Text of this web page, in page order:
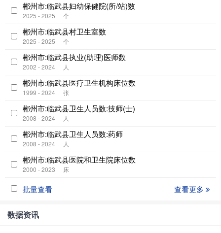
郴州市:临武县妇幼保健院(所/站)数
2025 - 2025 个
郴州市:临武县村卫生室数
2025 - 2025 个
郴州市:临武县执业(助理)医师数
2002 - 2024 人
郴州市:临武县医疗卫生机构床位数
1999 - 2024 张
郴州市:临武县卫生人员数:技师(士)
2008 - 2024 人
郴州市:临武县卫生人员数:药师
2008 - 2024 人
郴州市:临武县医院和卫生院床位数
2000 - 2023 床
批量查看 查看更多
数据资讯